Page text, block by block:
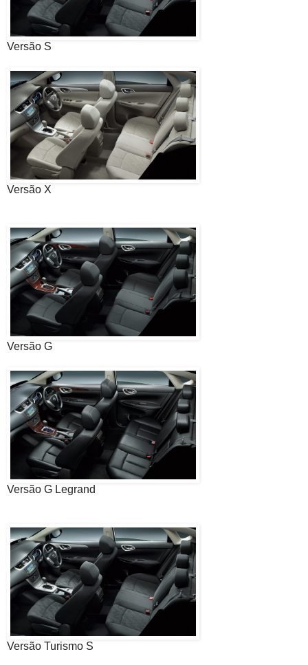
Versão S
Versão X
Versão G
Versão G Legrand
Versão Turismo S